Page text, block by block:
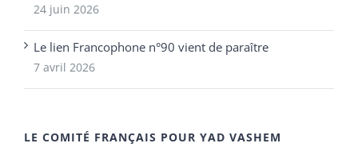
24 juin 2026
Le lien Francophone n°90 vient de paraître
7 avril 2026
LE COMITÉ FRANÇAIS POUR YAD VASHEM